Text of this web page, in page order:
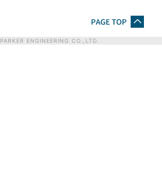
PARKER ENGINEERING CO.,LTD.